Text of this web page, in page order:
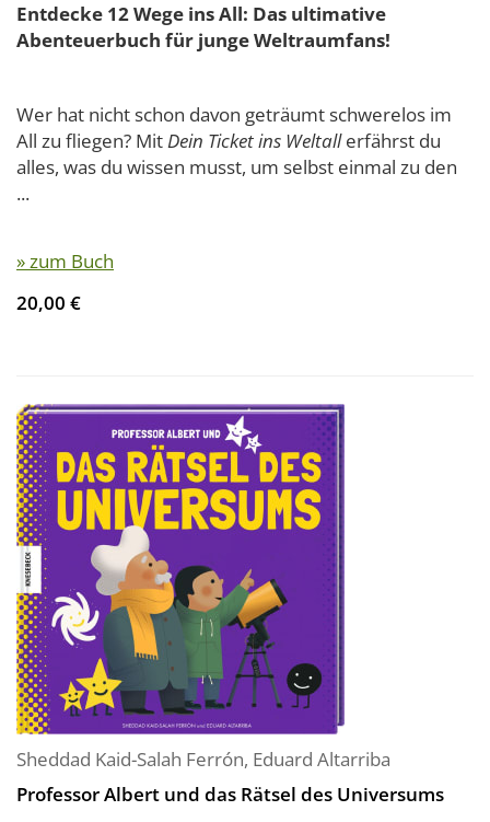
Entdecke 12 Wege ins All: Das ultimative
Abenteuerbuch für junge Weltraumfans!
Wer hat nicht schon davon geträumt schwerelos im
All zu fliegen? MitDein Ticket ins Weltallerfährst du
alles, was du wissen musst, um selbst einmal zu den
...
» zum Buch
20,00 €
Sheddad Kaid-Salah Ferrón, Eduard Altarriba
Professor Albert und das Rätsel des Universums